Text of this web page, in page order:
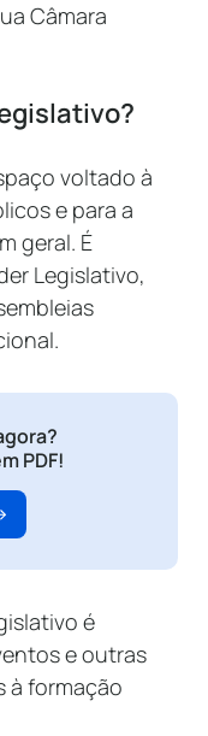
Câmara
voltado à
e para a
geral. É
Legislativo,
PDF!
é
e outras
à formação